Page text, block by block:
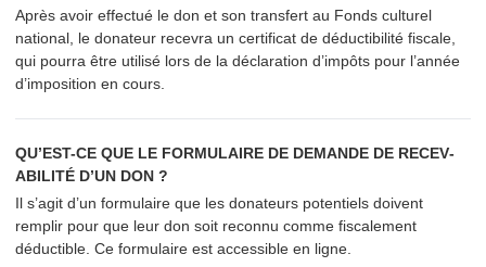
Après avoir effectué le don et son transfert au Fonds culturel
national, le donateur recevra un certificat de déductibil­ité fiscale,
qui pourra être utilisé lors de la déclaration d’impôts pour l’année
d’im­po­si­tion en cours.
QU’EST-CE QUE LE FORMULAIRE DE DEMANDE DE RECEV­
ABIL­ITÉ D’UN DON ?
Il s’agit d’un formulaire que les donateurs potentiels doivent
remplir pour que leur don soit reconnu comme fiscalement
déductible. Ce formulaire est accessible en ligne.